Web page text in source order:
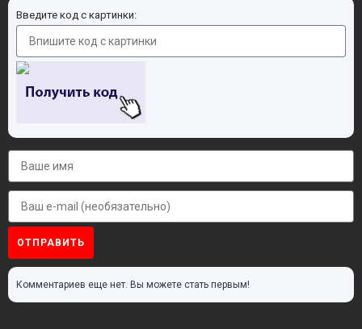
Введите код с картинки:
ОТПРАВИТЬ
Комментариев еще нет. Вы можете стать первым!